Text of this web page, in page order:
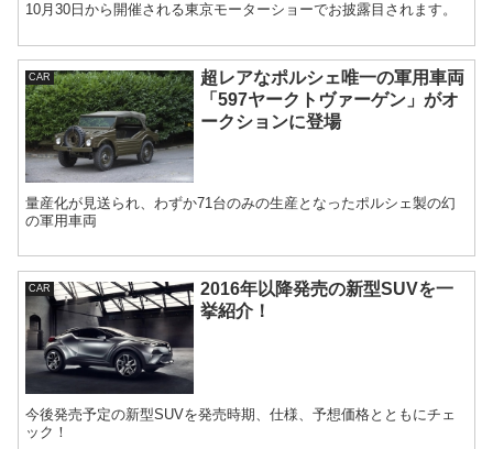
10月30日から開催される東京モーターショーでお披露目されます。
CAR
超レアなポルシェ唯一の軍用車両
「597ヤークトヴァーゲン」がオ
ークションに登場
量産化が見送られ、わずか71台のみの生産となったポルシェ製の幻
の軍用車両
CAR
2016年以降発売の新型SUVを一
挙紹介！
今後発売予定の新型SUVを発売時期、仕様、予想価格とともにチェ
ック！